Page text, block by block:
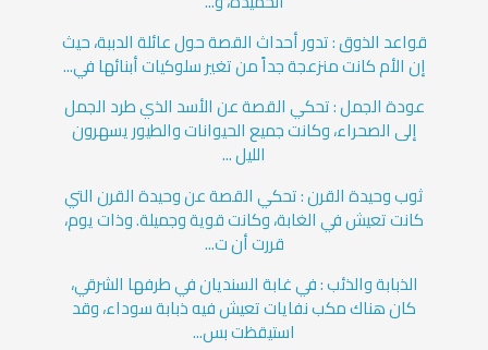
قواعد الذوق : تدور أحداث القصة حول عائلة الدببة، حيث
إن الأم كانت منزعجة جداً من تغير سلوكيات أبنائها في...
عودة الجمل : تحكي القصة عن الأسد الذي طرد الجمل
إلى الصحراء، وكانت جميع الحيوانات والطيور يسهرون
الليل ...
ثوب وحيدة القرن : تحكي القصة عن وحيدة القرن التي
كانت تعيش في الغابة، وكانت قوية وجميلة. وذات يوم،
قررت أن ت...
الذبابة والذئب : في غابة السنديان في طرفها الشرقي،
كان هناك مكب نفايات تعيش فيه ذبابة سوداء، وقد
استيقظت بس...